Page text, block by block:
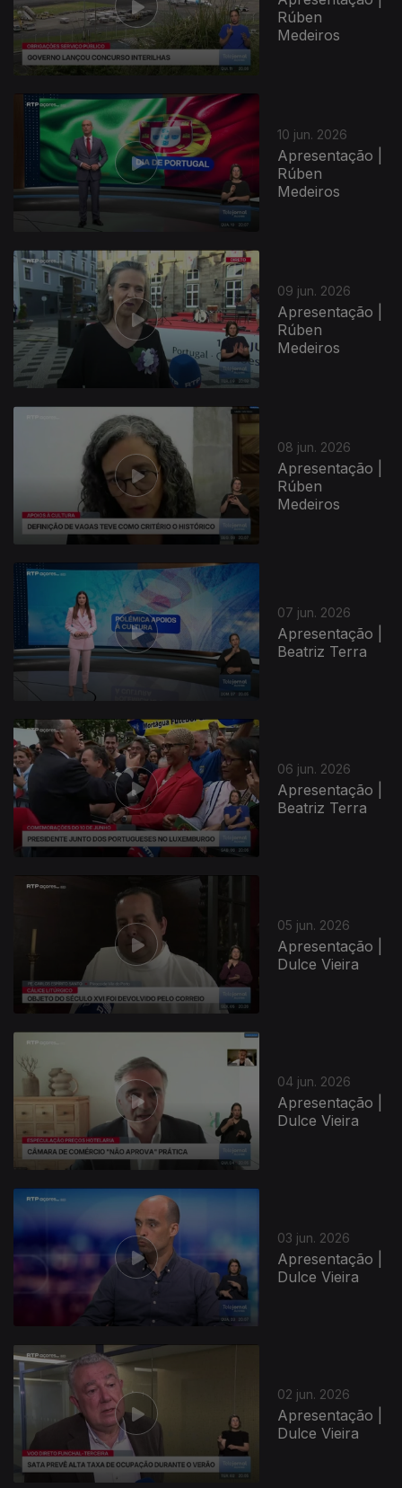
Rúben
Medeiros
10 jun. 2026
Apresentação |
Rúben
Medeiros
09 jun. 2026
Apresentação |
Rúben
Medeiros
935195
08 jun. 2026
Apresentação |
Rúben
Medeiros
07 jun. 2026
Apresentação |
Beatriz Terra
06 jun. 2026
Apresentação |
Beatriz Terra
05 jun. 2026
Apresentação |
Dulce Vieira
04 jun. 2026
Apresentação |
Dulce Vieira
03 jun. 2026
Apresentação |
Dulce Vieira
02 jun. 2026
Apresentação |
Dulce Vieira